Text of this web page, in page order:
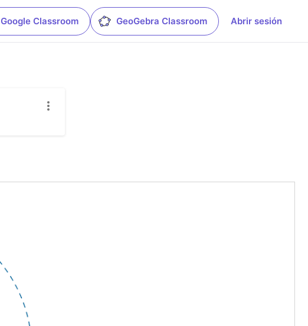
Google Classroom GeoGebra Classroom Abrir sesión